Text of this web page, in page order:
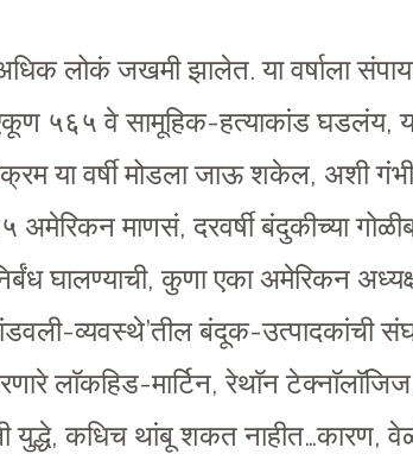
लोकं जखमी झालेत. या वर्षाला
५६५ वे सामूहिक-हत्याकांड घडलंय,
या वर्षी मोडला जाऊ शकेल, अशी
माणसं, दरवर्षी बंदुकीच्या
घालण्याची, कुणा एका अमेरिकन
व्यवस्थे’तील बंदूक-उत्पादकांची
लाॅकहिड-मार्टिन, रेथाॅन
युद्धे, कधिच थांबू शकत नाहीत…कारण,